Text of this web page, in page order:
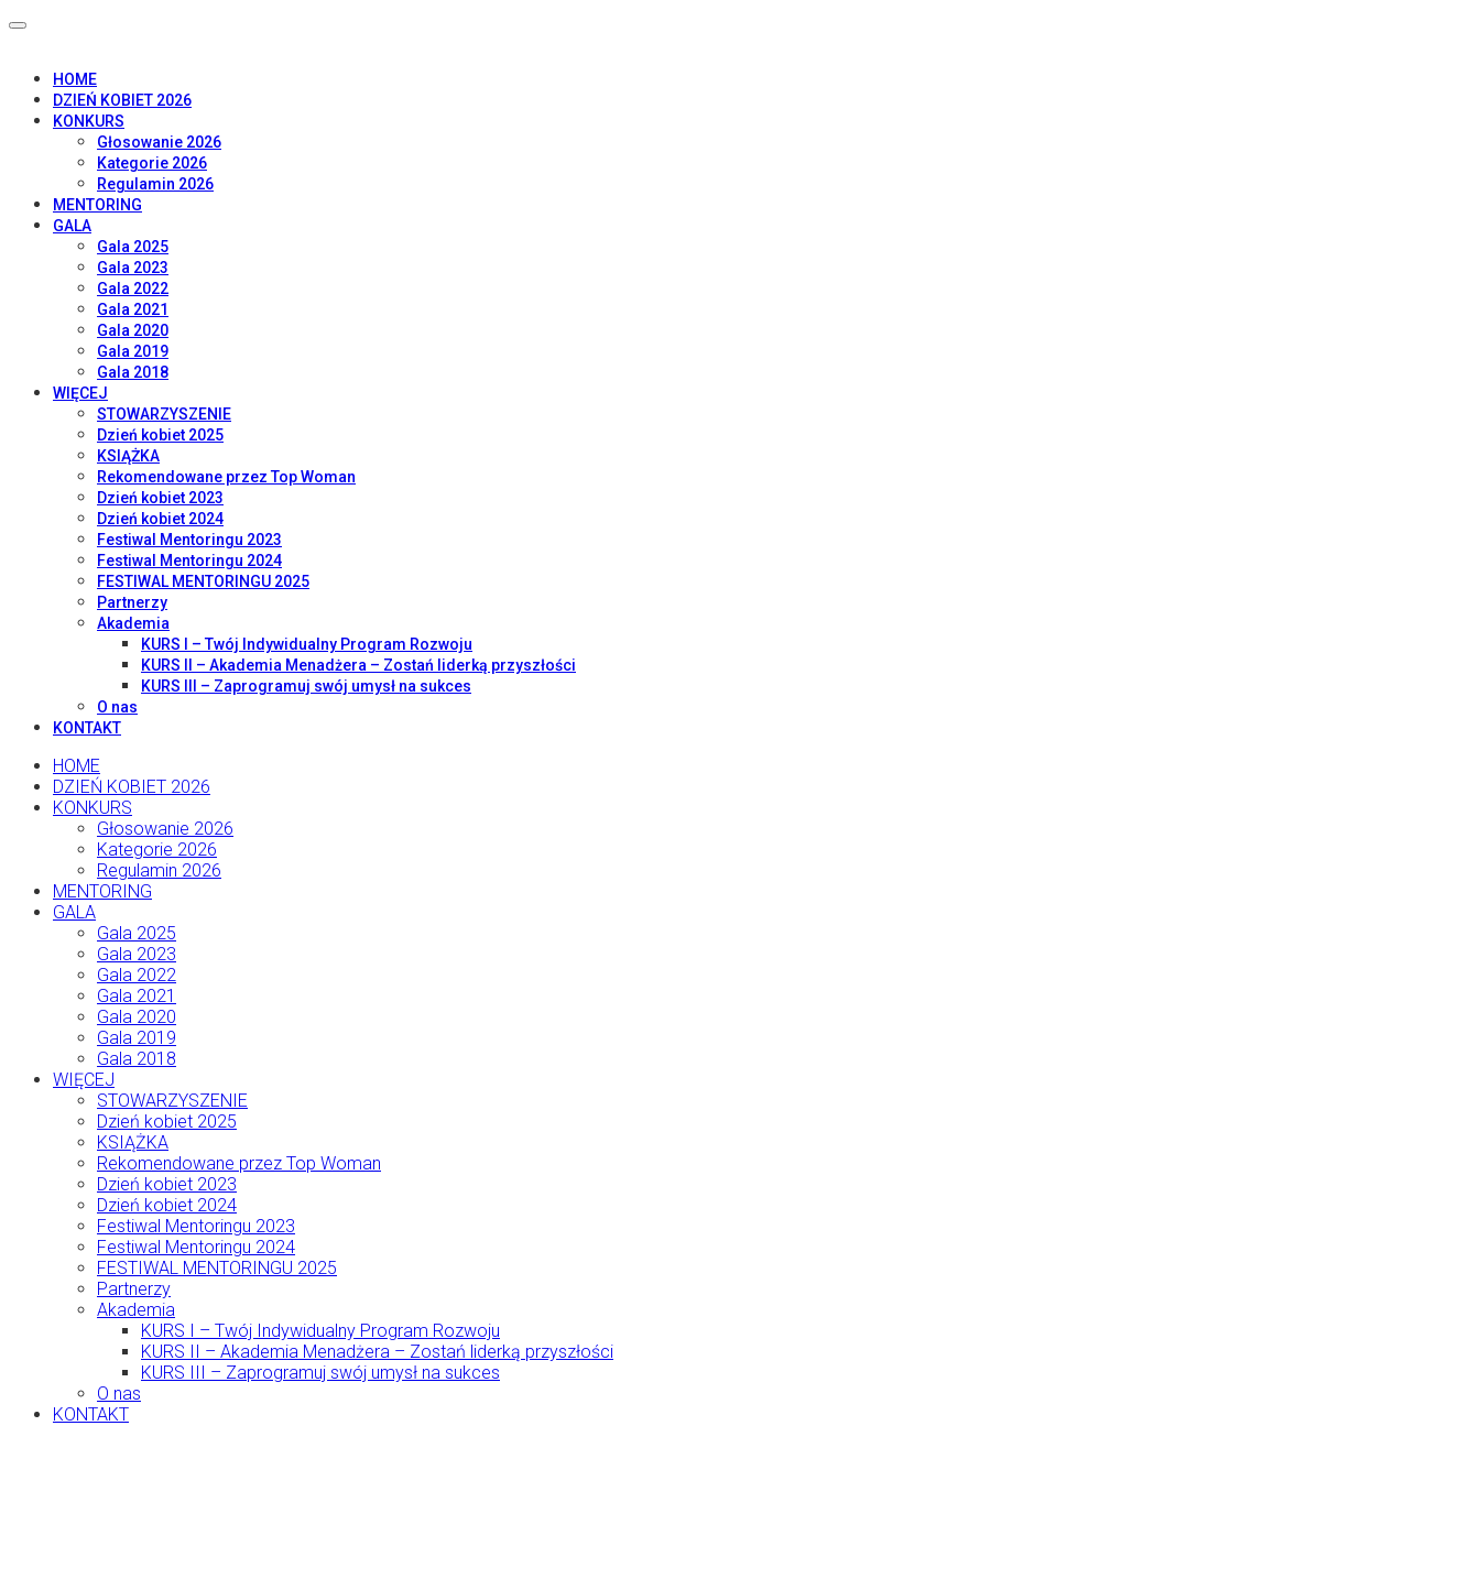
HOME
DZIEŃ KOBIET 2026
KONKURS
Głosowanie 2026
Kategorie 2026
Regulamin 2026
MENTORING
GALA
Gala 2025
Gala 2023
Gala 2022
Gala 2021
Gala 2020
Gala 2019
Gala 2018
WIĘCEJ
STOWARZYSZENIE
Dzień kobiet 2025
KSIĄŻKA
Rekomendowane przez Top Woman
Dzień kobiet 2023
Dzień kobiet 2024
Festiwal Mentoringu 2023
Festiwal Mentoringu 2024
FESTIWAL MENTORINGU 2025
Partnerzy
Akademia
KURS I – Twój Indywidualny Program Rozwoju
KURS II – Akademia Menadżera – Zostań liderką przyszłości
KURS III – Zaprogramuj swój umysł na sukces
O nas
KONTAKT
HOME
DZIEŃ KOBIET 2026
KONKURS
Głosowanie 2026
Kategorie 2026
Regulamin 2026
MENTORING
GALA
Gala 2025
Gala 2023
Gala 2022
Gala 2021
Gala 2020
Gala 2019
Gala 2018
WIĘCEJ
STOWARZYSZENIE
Dzień kobiet 2025
KSIĄŻKA
Rekomendowane przez Top Woman
Dzień kobiet 2023
Dzień kobiet 2024
Festiwal Mentoringu 2023
Festiwal Mentoringu 2024
FESTIWAL MENTORINGU 2025
Partnerzy
Akademia
KURS I – Twój Indywidualny Program Rozwoju
KURS II – Akademia Menadżera – Zostań liderką przyszłości
KURS III – Zaprogramuj swój umysł na sukces
O nas
KONTAKT